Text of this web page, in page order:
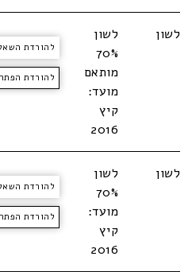
לשון
לשון
70%
מותאם
מועד:
קיץ
2016
להורדת
להורדת
לשון
לשון
70%
מועד:
קיץ
2016
להורדת
להורדת